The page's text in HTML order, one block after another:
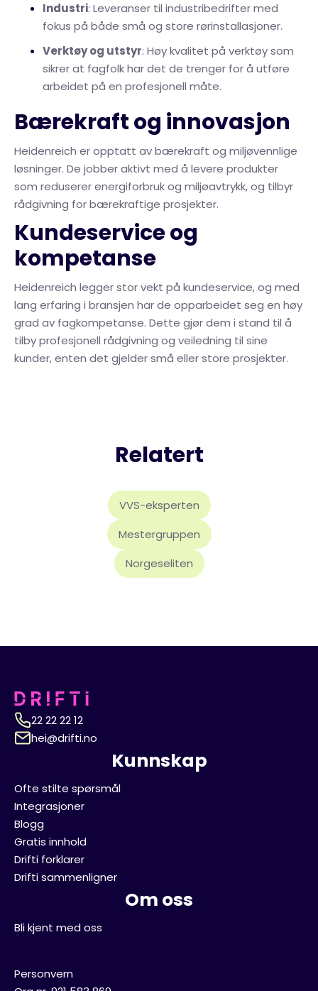
Industri: Leveranser til industribedrifter med
fokus på både små og store rørinstallasjoner.
Verktøy og utstyr: Høy kvalitet på verktøy som
sikrer at fagfolk har det de trenger for å utføre
arbeidet på en profesjonell måte.
Bærekraft og innovasjon
Heidenreich er opptatt av bærekraft og miljøvennlige
løsninger. De jobber aktivt med å levere produkter
som reduserer energiforbruk og miljøavtrykk, og tilbyr
rådgivning for bærekraftige prosjekter.
Kundeservice og
kompetanse
Heidenreich legger stor vekt på kundeservice, og med
lang erfaring i bransjen har de opparbeidet seg en høy
grad av fagkompetanse. Dette gjør dem i stand til å
tilby profesjonell rådgivning og veiledning til sine
kunder, enten det gjelder små eller store prosjekter.
Relatert
VVS-eksperten
Mestergruppen
Norgeseliten
22 22 22 12
hei@drifti.no
Kunnskap
Ofte stilte spørsmål
Integrasjoner
Blogg
Gratis innhold
Drifti forklarer
Drifti sammenligner
Om oss
Bli kjent med oss
Personvern